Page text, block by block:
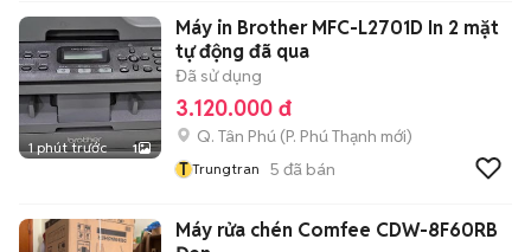
1 phút trước 1
Máy in Brother MFC-L2701D In 2 mặt
tự động đã qua
Đã sử dụng
3.120.000 đ
Q. Tân Phú (P. Phú Thạnh mới)
T Trungtran 5 đã bán
Máy rửa chén Comfee CDW-8F60RB